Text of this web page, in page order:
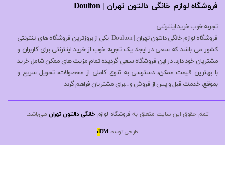
فروشگاه لوازم خانگی دالتون تهران | Doulton
تجربه خوب خرید اینترنتی
فروشگاه لوازم خانگی دالتون تهران | Doulton یکی از بروزترین فروشگاه های اینترنتی
کشور می باشد که سعی در ایجاد یک تجربه خوب از خرید اینترنتی برای کاربران و
مشتریان خود دارد. در این فروشگاه سعی گردیده تمام مزیت های ممکن شامل خرید
با بهترین قیمت ممکن، دسترسی به تنوع کاملی از محصولات، تحویل سریع و
بموقع، خدمات قبل و پس از فروش و ...برای مشتریان فراهم گردد
تمام حقوق این سایت متعلق به فروشگاه لوازمخانگی دالتون تهران می‌باشد.
طراحی توسط dDM